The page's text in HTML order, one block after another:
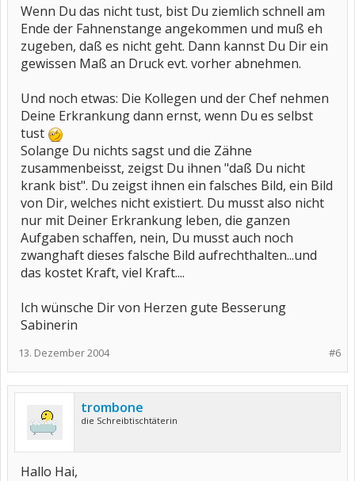
Wenn Du das nicht tust, bist Du ziemlich schnell am
Ende der Fahnenstange angekommen und muß eh
zugeben, daß es nicht geht. Dann kannst Du Dir ein
gewissen Maß an Druck evt. vorher abnehmen.
Und noch etwas: Die Kollegen und der Chef nehmen
Deine Erkrankung dann ernst, wenn Du es selbst
tust
Solange Du nichts sagst und die Zähne
zusammenbeisst, zeigst Du ihnen "daß Du nicht
krank bist". Du zeigst ihnen ein falsches Bild, ein Bild
von Dir, welches nicht existiert. Du musst also nicht
nur mit Deiner Erkrankung leben, die ganzen
Aufgaben schaffen, nein, Du musst auch noch
zwanghaft dieses falsche Bild aufrechthalten...und
das kostet Kraft, viel Kraft....
Ich wünsche Dir von Herzen gute Besserung
Sabinerin
#6
13. Dezember 2004
trombone
die Schreibtischtäterin
Hallo Hai,